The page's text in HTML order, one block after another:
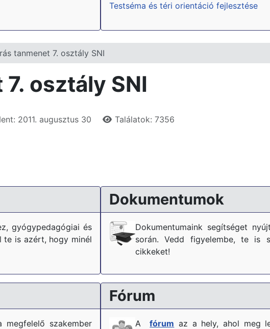
Testséma és téri orientáció fejlesztése
tanmenet 7. osztály SNI
osztály SNI
2011. augusztus 30 Találatok: 7356
gyógypedagógiai és
te is azért, hogy minél
Dokumentumok
Dokumentumaink segítséget
során. Vedd figyelembe, te is
cikkeket!
megfelelő szakember
Fórum
Afórum az a hely, ahol meg